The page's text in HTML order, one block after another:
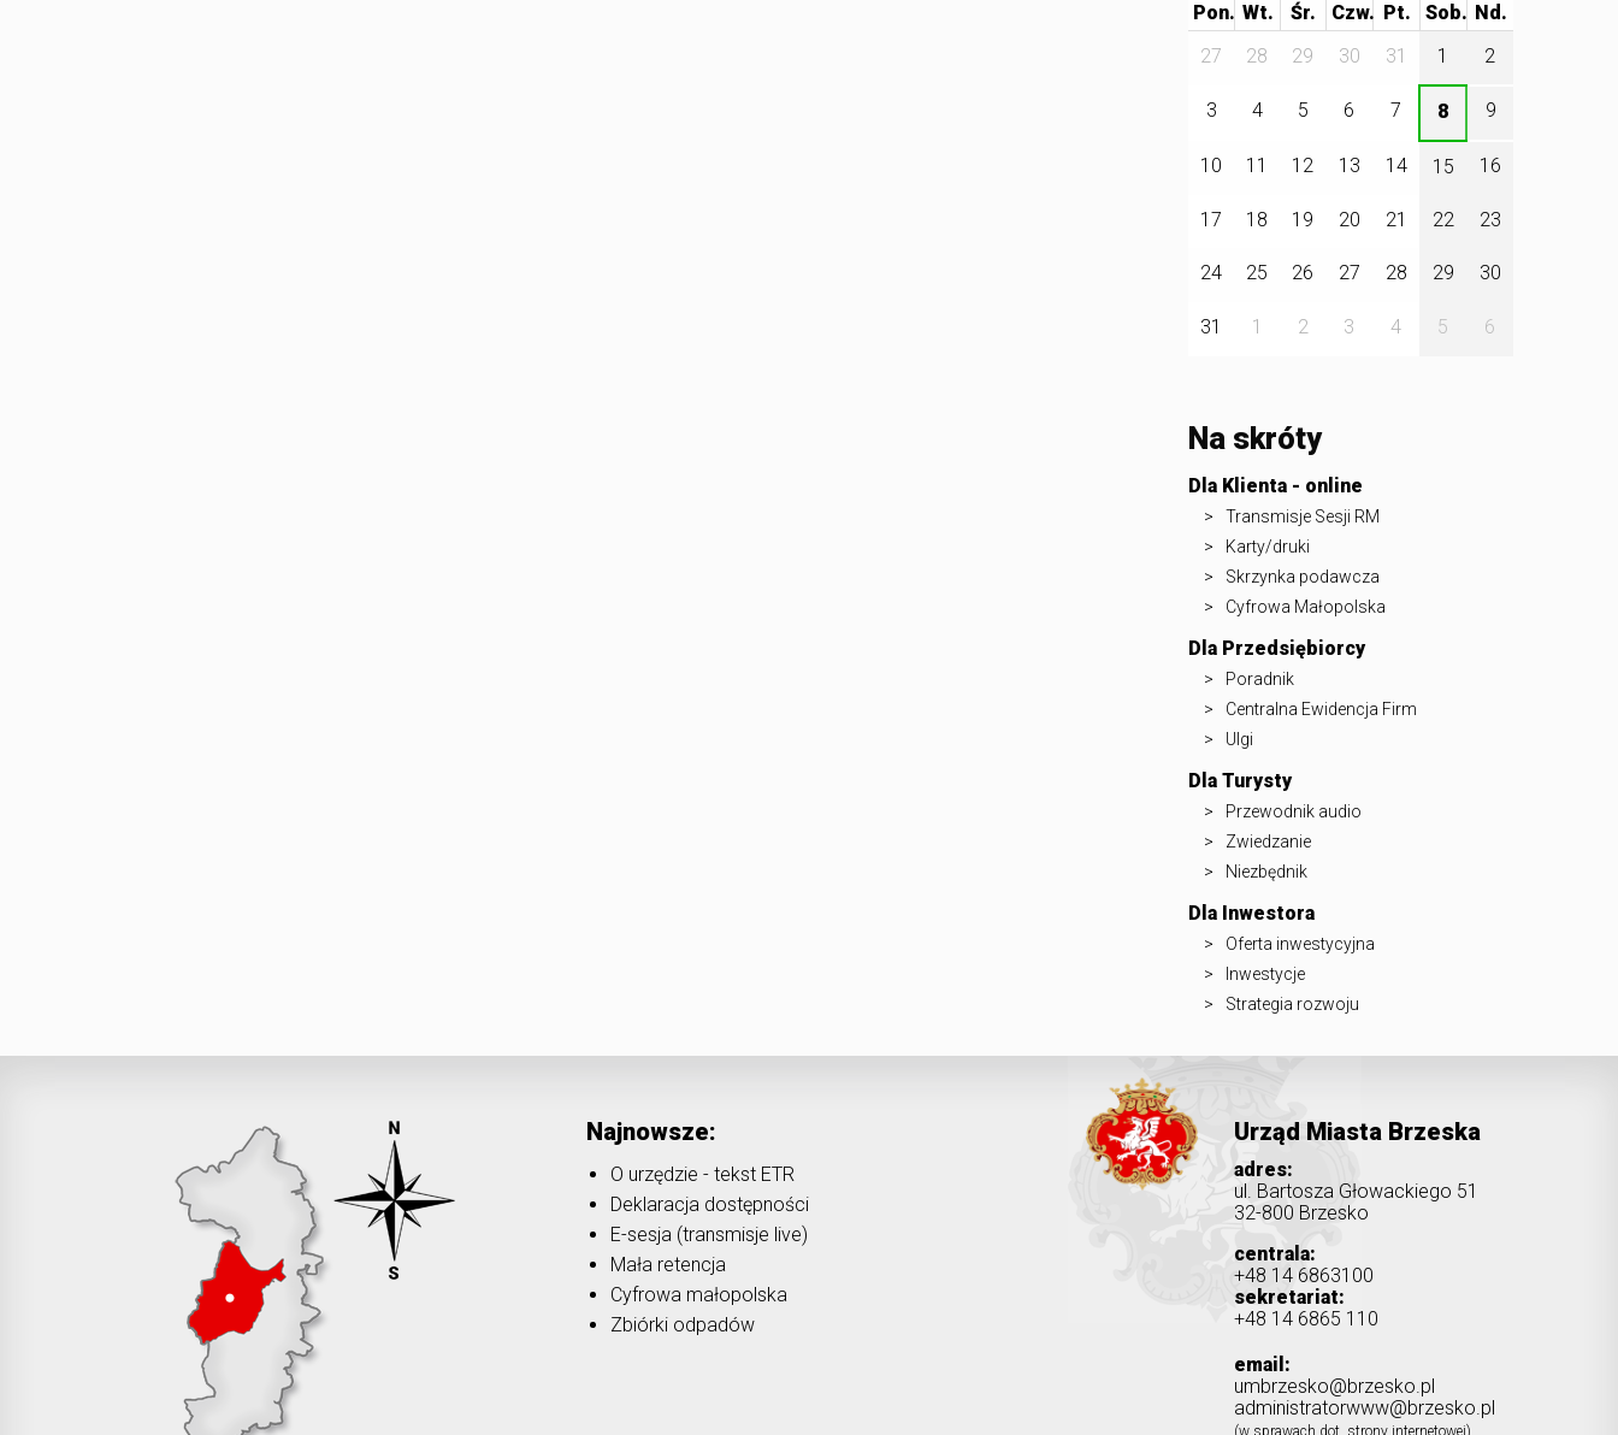
Pon. Wt. Śr. Czw. Pt.
Sob.
27
28 29 30 31 1 2
3 4 5 6 7 8 9
10 11 12 13 14 15 16
17 18 19 20 21 22 23
24 25 26 27 28 29 30
31 1 2 3 4 5 6
Na skróty
Dla Klienta - online
Transmisje Sesji RM
Karty/druki
Skrzynka podawcza
Cyfrowa Małopolska
Dla Przedsiębiorcy
Poradnik
Centralna Ewidencja Firm
Ulgi
Dla Turysty
Przewodnik audio
Zwiedzanie
Niezbędnik
Dla Inwestora
Oferta inwestycyjna
Inwestycje
Strategia rozwoju
Najnowsze:
O urzędzie - tekst ETR
Deklaracja dostępności
E-sesja (transmisje live)
Mała retencja
Cyfrowa małopolska
Zbiórki odpadów
Urząd Miasta Brzeska
adres:
ul. Bartosza Głowackiego 51
32-800 Brzesko
centrala:
+48 14 6863100
sekretariat:
+48 14 6865 110
email:
umbrzesko@brzesko.pl
administratorwww@brzesko.pl